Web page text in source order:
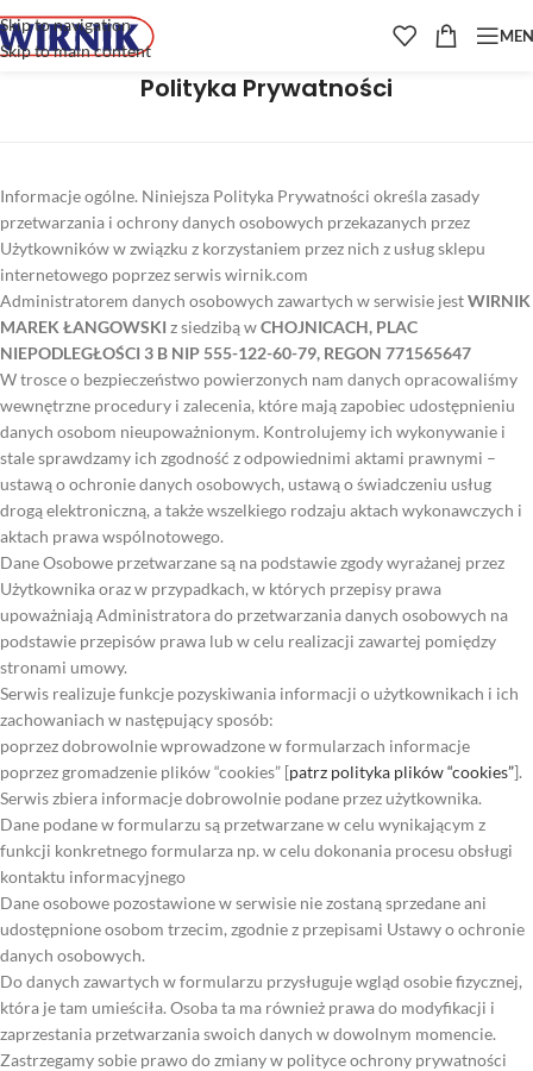
Skip to navigation
Skip to main content
Polityka Prywatności
Informacje ogólne. Niniejsza Polityka Prywatności określa zasady
przetwarzania i ochrony danych osobowych przekazanych przez
Użytkowników w związku z korzystaniem przez nich z usług sklepu
internetowego poprzez serwis wirnik.com
Administratorem danych osobowych zawartych w serwisie jestWIRNIK
MAREK ŁANGOWSKI z siedzibą wCHOJNICACH, PLAC
NIEPODLEGŁOŚCI 3 B NIP 555-122-60-79, REGON 771565647
W trosce o bezpieczeństwo powierzonych nam danych opracowaliśmy
wewnętrzne procedury i zalecenia, które mają zapobiec udostępnieniu
danych osobom nieupoważnionym. Kontrolujemy ich wykonywanie i
stale sprawdzamy ich zgodność z odpowiednimi aktami prawnymi –
ustawą o ochronie danych osobowych, ustawą o świadczeniu usług
drogą elektroniczną, a także wszelkiego rodzaju aktach wykonawczych i
aktach prawa wspólnotowego.
Dane Osobowe przetwarzane są na podstawie zgody wyrażanej przez
Użytkownika oraz w przypadkach, w których przepisy prawa
upoważniają Administratora do przetwarzania danych osobowych na
podstawie przepisów prawa lub w celu realizacji zawartej pomiędzy
stronami umowy.
Serwis realizuje funkcje pozyskiwania informacji o użytkownikach i ich
zachowaniach w następujący sposób:
poprzez dobrowolnie wprowadzone w formularzach informacje
poprzez gromadzenie plików “cookies” [patrz polityka plików “cookies”].
Serwis zbiera informacje dobrowolnie podane przez użytkownika.
Dane podane w formularzu są przetwarzane w celu wynikającym z
funkcji konkretnego formularza np. w celu dokonania procesu obsługi
kontaktu informacyjnego
Dane osobowe pozostawione w serwisie nie zostaną sprzedane ani
udostępnione osobom trzecim, zgodnie z przepisami Ustawy o ochronie
danych osobowych.
Do danych zawartych w formularzu przysługuje wgląd osobie fizycznej,
która je tam umieściła. Osoba ta ma również prawa do modyfikacji i
zaprzestania przetwarzania swoich danych w dowolnym momencie.
Zastrzegamy sobie prawo do zmiany w polityce ochrony prywatności